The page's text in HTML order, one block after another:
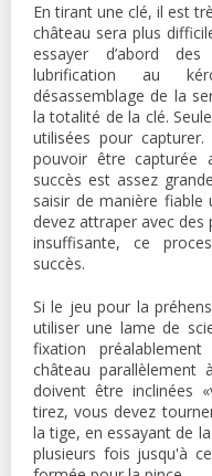
En tirant une clé, il est
château sera plus
essayer d’abord
lubrification au
désassemblage de la
la totalité de la clé.
utilisées pour
pouvoir être capturée
succès est assez
saisir de manière fiable
devez attraper avec
insuffisante, ce
succès.
Si le jeu pour la
utiliser une lame de
fixation
château
doivent être inclinées
tirez, vous devez
la tige, en essayant de
plusieurs fois jusqu'à